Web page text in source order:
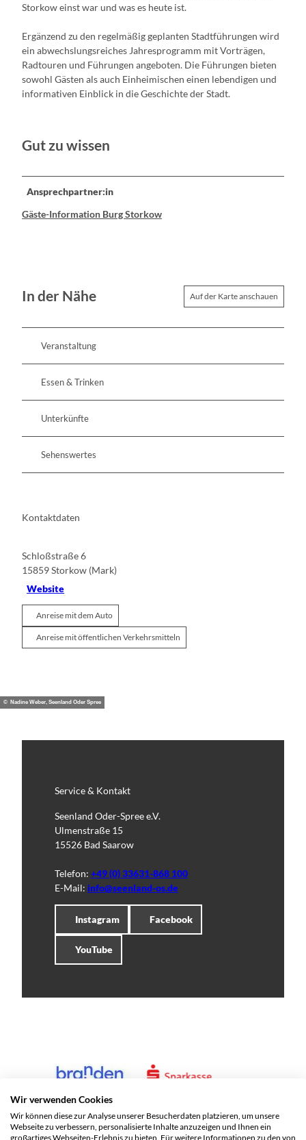
Storkow einst war und was es heute ist.
Ergänzend zu den regelmäßig geplanten Stadtführungen wird
ein abwechslungsreiches Jahresprogramm mit Vorträgen,
Radtouren und Führungen angeboten. Die Führungen bieten
sowohl Gästen als auch Einheimischen einen lebendigen und
informativen Einblick in die Geschichte der Stadt.
Gut zu wissen
Ansprechpartner:in
Gäste-Information Burg Storkow
In der Nähe Auf der Karte anschauen
Veranstaltung
Essen & Trinken
Unterkünfte
Sehenswertes
Kontaktdaten
Schloßstraße 6
15859Storkow (Mark)
Website
Anreise mit dem Auto
Anreise mit öffentlichen Verkehrsmitteln
© Nadine Weber, Seenland Oder Spree
Service & Kontakt
Seenland Oder-Spree e.V.
Ulmenstraße 15
15526 Bad Saarow
Telefon: +49 (0) 33631-868 100
E-Mail: info@seenland-os.de
Instagram Facebook
YouTube
Wir verwenden Cookies
Wir können diese zur Analyse unserer Besucherdaten platzieren, um unsere
Webseite zu verbessern, personalisierte Inhalte anzuzeigen und Ihnen ein
großartiges Webseiten-Erlebnis zu bieten. Für weitere Informationen zu den von